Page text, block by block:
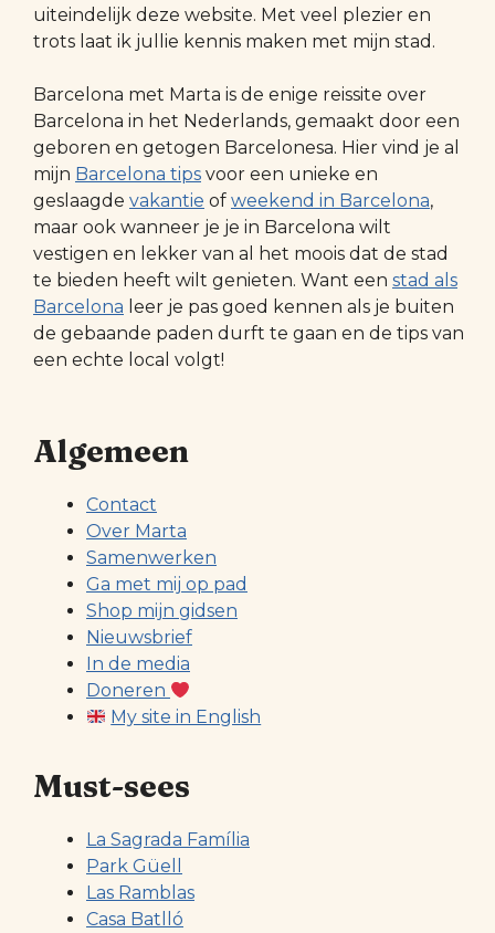
uiteindelijk deze website. Met veel plezier en
trots laat ik jullie kennis maken met mijn stad.
Barcelona met Marta is de enige reissite over
Barcelona in het Nederlands, gemaakt door een
geboren en getogen Barcelonesa. Hier vind je al
mijn Barcelona tips voor een unieke en
geslaagde vakantie of weekend in Barcelona,
maar ook wanneer je je in Barcelona wilt
vestigen en lekker van al het moois dat de stad
te bieden heeft wilt genieten. Want een stad als
Barcelona leer je pas goed kennen als je buiten
de gebaande paden durft te gaan en de tips van
een echte local volgt!
Algemeen
Contact
Over Marta
Samenwerken
Ga met mij op pad
Shop mijn gidsen
Nieuwsbrief
In de media
Doneren
My site in English
Must-sees
La Sagrada Família
Park Güell
Las Ramblas
Casa Batlló